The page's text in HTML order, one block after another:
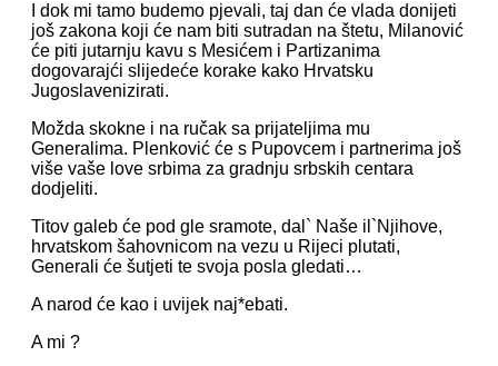
I dok mi tamo budemo pjevali, taj dan će vlada donijeti
još zakona koji će nam biti sutradan na štetu, Milanović
će piti jutarnju kavu s Mesićem i Partizanima
dogovarajći slijedeće korake kako Hrvatsku
Jugoslavenizirati.
Možda skokne i na ručak sa prijateljima mu
Generalima. Plenković će s Pupovcem i partnerima još
više vaše love srbima za gradnju srbskih centara
dodjeliti.
Titov galeb će pod gle sramote, dal` Naše il`Njihove,
hrvatskom šahovnicom na vezu u Rijeci plutati,
Generali će šutjeti te svoja posla gledati…
A narod će kao i uvijek naj*ebati.
A mi ?